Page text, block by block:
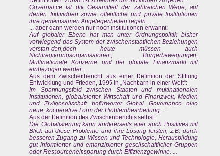
Governance ist die Gesamtheit der zahlreichen Wege, auf
denen Individuen sowie öffentliche und private Institutionen
ihre gemeinsamen Angelegenheiten regeln ...
... aber dann werden nur noch Institutionen erwähnt:
Auf globaler Ebene hat man unter Ordnungspolitik bisher
vorwiegend das System der zwischenstaatlichen Beziehungen
verstan-den,doch heute müssen auch
Nichtregierungsorganisaionen, Bürgerbewegungen,
Multinationale Konzerne und der globale Finanzmarkt mit
einbezogen werden. ...
Aus dem Zwischenbericht aus einer Definition der Stiftung
Entwicklung und Frieden, 1995 in „Nachbarn in einer Welt“:
Im Spannungsfeld zwischen Staaten und multinationalen
Institutionen, globalisierter Wirtschaft und Finanzwelt, Medien
und Zivilgesellschaft befürwortet Global Governance eine
neue, kooperative Form der Problembearbeitung: ...
Aus der Definition des Zwischenberichts selbst:
Die Globalisierung kann andererseits aber auch Positives mit
Blick auf diese Probleme und ihre Lösung leisten, z.B. durch
besseren Zugang zu Wissen und Technologie, Herausbildung
gut informierter und emanzipierter gesellschaftlicher Gruppen
oder Ressourceneinsparung durch Effizienzgewinne. ...